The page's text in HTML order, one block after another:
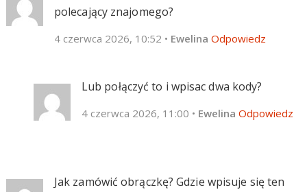
polecający znajomego?
4 czerwca 2026, 10:52 • Ewelina Odpowiedz
Lub połączyć to i wpisac dwa kody?
4 czerwca 2026, 11:00 • Ewelina Odpowiedz
Jak zamówić obrączkę? Gdzie wpisuje się ten